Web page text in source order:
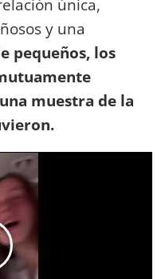
y una
pequeños, los
muestra de la